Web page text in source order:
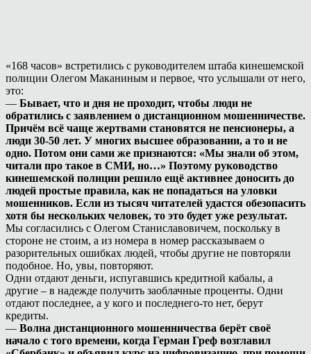
«168 часов» встретились с руководителем штаба кинешемской
полиции Олегом Маканиным и первое, что услышали от него,
это:
— Бывает, что и дня не проходит, чтобы люди не
обратились с заявлением о дистанционном мошенничестве.
Причём всё чаще жертвами становятся не пенсионеры, а
люди 30-50 лет. У многих высшее образовании, а то и не
одно. Потом они сами же признаются: «Мы знали об этом,
читали про такое в СМИ, но…» Поэтому руководство
кинешемской полиции решило ещё активнее доносить до
людей простые правила, как не попадаться на уловки
мошенников. Если из тысяч читателей удастся обезопасить
хотя бы нескольких человек, то это будет уже результат.
Мы согласились с Олегом Станиславовичем, поскольку в
стороне не стоим, а из номера в номер рассказываем о
разорительных ошибках людей, чтобы другие не повторяли
подобное. Но, увы, повторяют.
Одни отдают деньги, испугавшись кредитной кабалы, а
другие – в надежде получить заоблачные проценты. Одни
отдают последнее, а у кого и последнего-то нет, берут
кредиты.
— Волна дистанционного мошенничества берёт своё
начало с того времени, когда Герман Греф возглавил